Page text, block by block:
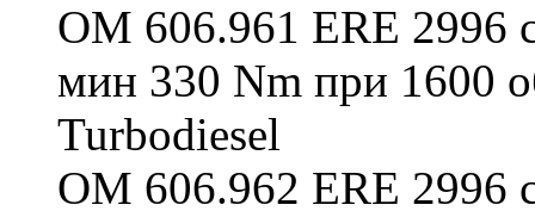
OM 606.961 ERE 2996
мин 330 Nm при 1600
Turbodiesel
OM 606.962 ERE 2996